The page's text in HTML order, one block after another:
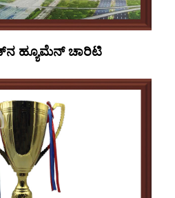
ಹ್ಯೂಮೆನ್ ಚಾರಿಟಿ